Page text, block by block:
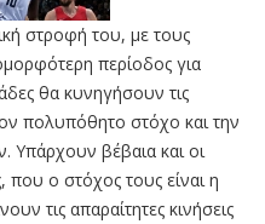
στροφή του, με τους
περίοδος για
θα κυνηγήσουν τις
πολυπόθητο στόχο και την
Υπάρχουν βέβαια και οι
που ο στόχος τους είναι η
τις απαραίτητες κινήσεις